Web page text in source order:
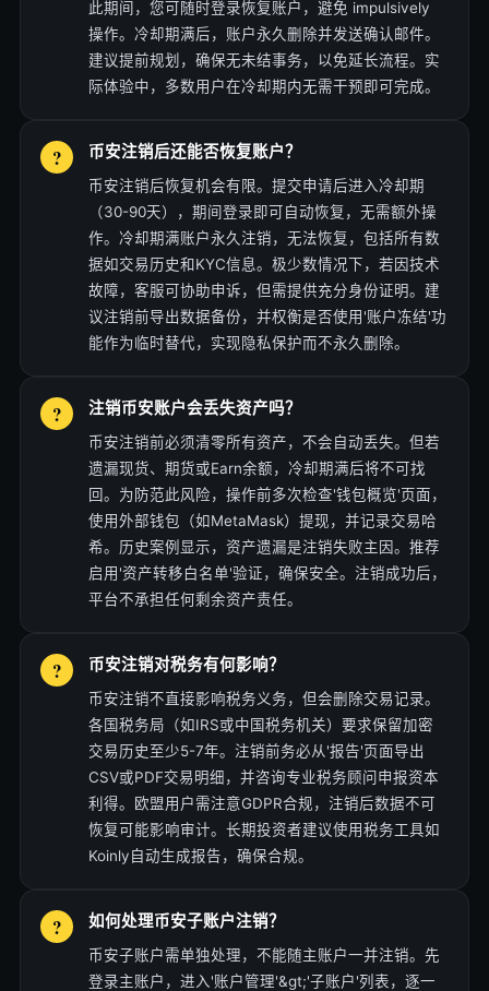
此期间，您可随时登录恢复账户，避免 impulsively
操作。冷却期满后，账户永久删除并发送确认邮件。
建议提前规划，确保无未结事务，以免延长流程。实
际体验中，多数用户在冷却期内无需干预即可完成。
币安注销后还能否恢复账户？
币安注销后恢复机会有限。提交申请后进入冷却期
（30-90天），期间登录即可自动恢复，无需额外操
作。冷却期满账户永久注销，无法恢复，包括所有数
据如交易历史和KYC信息。极少数情况下，若因技术
故障，客服可协助申诉，但需提供充分身份证明。建
议注销前导出数据备份，并权衡是否使用'账户冻结'功
能作为临时替代，实现隐私保护而不永久删除。
注销币安账户会丢失资产吗？
币安注销前必须清零所有资产，不会自动丢失。但若
遗漏现货、期货或Earn余额，冷却期满后将不可找
回。为防范此风险，操作前多次检查'钱包概览'页面，
使用外部钱包（如MetaMask）提现，并记录交易哈
希。历史案例显示，资产遗漏是注销失败主因。推荐
启用'资产转移白名单'验证，确保安全。注销成功后，
平台不承担任何剩余资产责任。
币安注销对税务有何影响？
币安注销不直接影响税务义务，但会删除交易记录。
各国税务局（如IRS或中国税务机关）要求保留加密
交易历史至少5-7年。注销前务必从'报告'页面导出
CSV或PDF交易明细，并咨询专业税务顾问申报资本
利得。欧盟用户需注意GDPR合规，注销后数据不可
恢复可能影响审计。长期投资者建议使用税务工具如
Koinly自动生成报告，确保合规。
如何处理币安子账户注销？
币安子账户需单独处理，不能随主账户一并注销。先
登录主账户，进入'账户管理'&gt;'子账户'列表，逐一